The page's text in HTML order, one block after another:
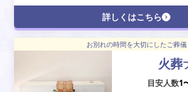
詳しくはこちら
お別れの時間を大切にしたご葬儀
火葬
目安人数1